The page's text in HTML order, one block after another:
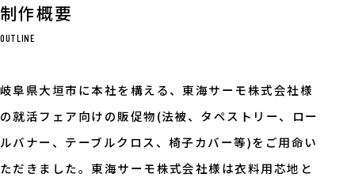
制作概要
OUTLINE
岐阜県大垣市に本社を構える、東海サーモ株式会社様
の就活フェア向けの販促物(法被、タペストリー、ロー
ルバナー、テーブルクロス、椅子カバー等)をご用命い
ただきました。東海サーモ株式会社様は衣料用芯地と